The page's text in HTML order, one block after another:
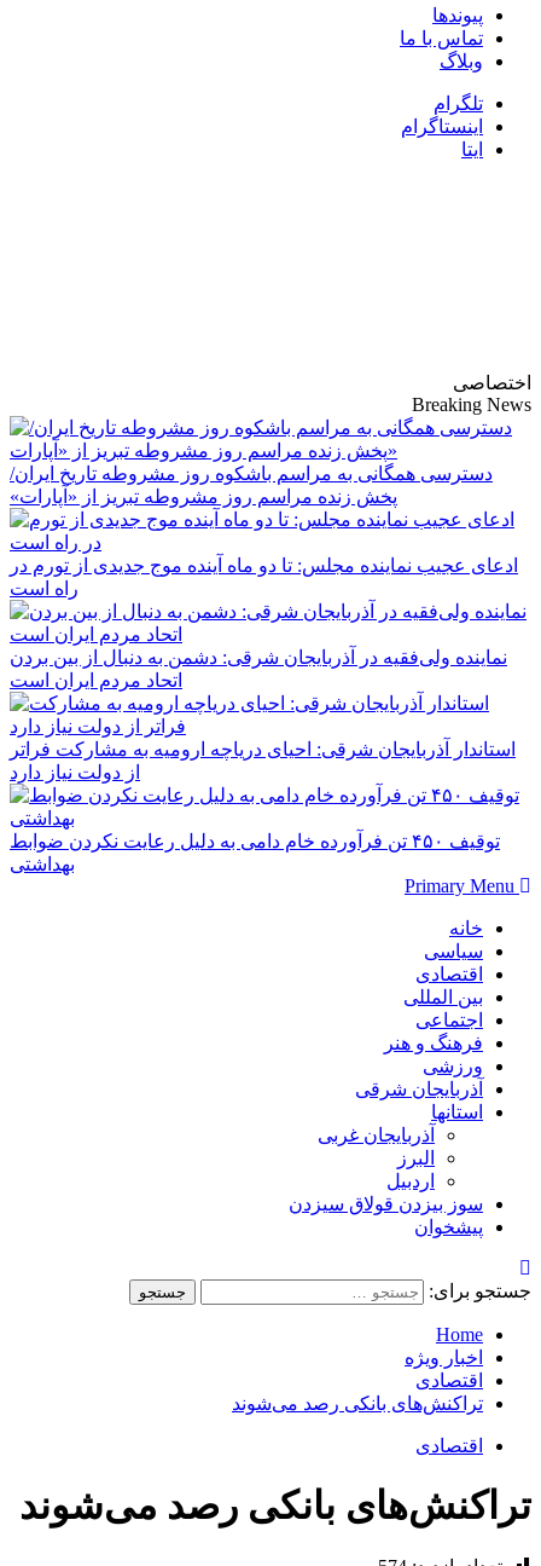
پیوندها
تماس با ما
وبلاگ
تلگرام
اینستاگرام
ایتا
اختصاصی
Breaking News
دسترسی همگانی به مراسم باشکوه روز مشروطه تاریخ ایران/
پخش زنده مراسم روز مشروطه تبریز از «آپارات»
ادعای عجیب نماینده مجلس: تا دو ماه آینده موج جدیدی از تورم در
راه است
نماینده ولی‌فقیه در آذربایجان شرقی: دشمن به دنبال از بین بردن
اتحاد مردم ایران است
استاندار آذربایجان شرقی: احیای دریاچه ارومیه به مشارکت فراتر
از دولت نیاز دارد
توقیف ۴۵۰ تن فرآورده خام دامی به دلیل رعایت نکردن ضوابط
بهداشتی
Primary Menu
خانه
سیاسی
اقتصادی
بین المللی
اجتماعی
فرهنگ و هنر
ورزشی
آذربایجان شرقی
استانها
آذربایجان غربی
البرز
اردبیل
سوز بیزدن قولاق سیزدن
پیشخوان
جستجو برای:
Home
اخبار ویژه
اقتصادی
تراکنش‌های بانکی رصد می‌شوند
اقتصادی
تراکنش‌های بانکی رصد می‌شوند